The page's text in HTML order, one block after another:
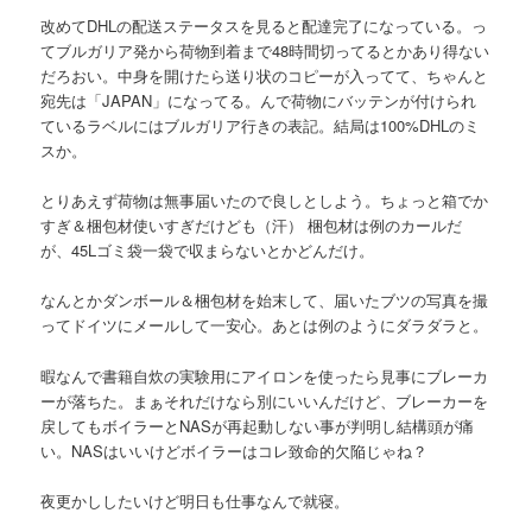
改めてDHLの配送ステータスを見ると配達完了になっている。っ
てブルガリア発から荷物到着まで48時間切ってるとかあり得ない
だろおい。中身を開けたら送り状のコピーが入ってて、ちゃんと
宛先は「JAPAN」になってる。んで荷物にバッテンが付けられ
ているラベルにはブルガリア行きの表記。結局は100%DHLのミ
スか。
とりあえず荷物は無事届いたので良しとしよう。ちょっと箱でか
すぎ＆梱包材使いすぎだけども（汗） 梱包材は例のカールだ
が、45Lゴミ袋一袋で収まらないとかどんだけ。
なんとかダンボール＆梱包材を始末して、届いたブツの写真を撮
ってドイツにメールして一安心。あとは例のようにダラダラと。
暇なんで書籍自炊の実験用にアイロンを使ったら見事にブレーカ
ーが落ちた。まぁそれだけなら別にいいんだけど、ブレーカーを
戻してもボイラーとNASが再起動しない事が判明し結構頭が痛
い。NASはいいけどボイラーはコレ致命的欠陥じゃね？
夜更かししたいけど明日も仕事なんで就寝。